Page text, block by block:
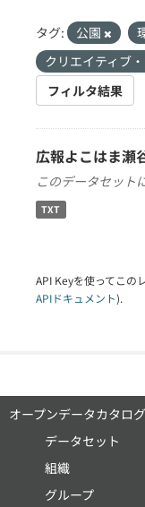
タグ: 公園
クリエイティブ
フィルタ結果
広報よこはま瀬
このデータセット
TXT
API Keyを使ってこの
APIドキュメント).
オープンデータカタログ
データセット
組織
グループ